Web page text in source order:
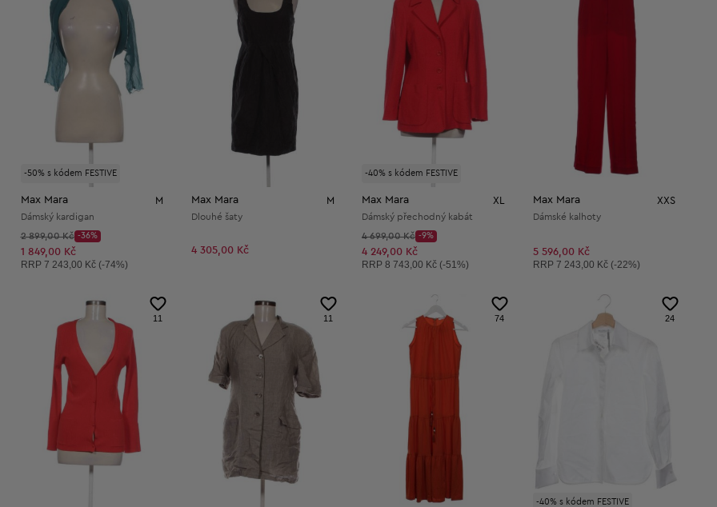
-50% s kódem FESTIVE
Max Mara M
Dámský kardigan
Původní cena:
2 899,00 Kč
Discount Price:
-36%
Snížená cena:
1 849,00 Kč
Doporučená cena:
RRP 7 243,00 Kč (-74%)
Max Mara M
Dlouhé šaty
4 305,00 Kč
-40% s kódem FESTIVE
Max Mara XL
Dámský přechodný kabát
Původní cena:
4 699,00 Kč
Discount Price:
-9%
Snížená cena:
4 249,00 Kč
Doporučená cena:
RRP8 743,00 Kč (-51%)
Max Mara XXS
Dámské kalhoty
5 596,00 Kč
Doporučená cena:
RRP 7 243,00 Kč (-22%)
11 11 74
-40% s kódem FESTIVE
24